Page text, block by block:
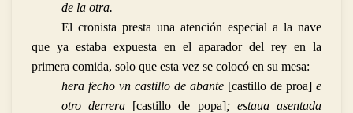
de la otra.
El cronista presta una atención especial a la nave
que ya estaba expuesta en el aparador del rey en la
primera comida, solo que esta vez se colocó en su mesa:
hera fecho vn castillo de abante [castillo de proa]e
otro derrera [castillo de popa]; estaua asentada